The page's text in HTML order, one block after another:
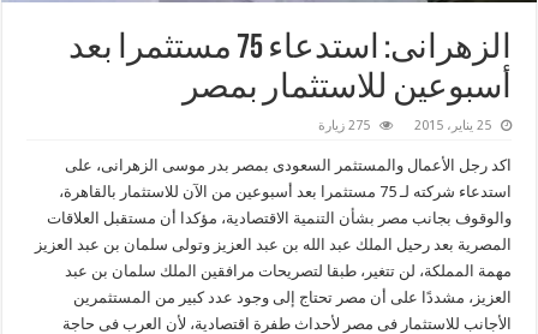
الزهرانى: استدعاء 75 مستثمرا بعد
أسبوعين للاستثمار بمصر
25 يناير، 2015 275 زيارة
اكد رجل الأعمال والمستثمر السعودى بمصر بدر موسى الزهرانى، على
استدعاء شركته لـ 75 مستثمرا بعد أسبوعين من الآن للاستثمار بالقاهرة،
والوقوف بجانب مصر بشأن التنمية الاقتصادية، مؤكدا أن مستقبل العلاقات
المصرية بعد رحيل الملك عبد الله بن عبد العزيز وتولى سلمان بن عبد العزيز
مهمة المملكة، لن تتغير، طبقا لتصريحات مرافقين الملك سلمان بن عبد
العزيز، مشددًا على أن مصر تحتاج إلى وجود عدد كبير من المستثمرين
الأجانب للاستثمار فى مصر لأحداث طفرة اقتصادية، لأن العرب فى حاجة